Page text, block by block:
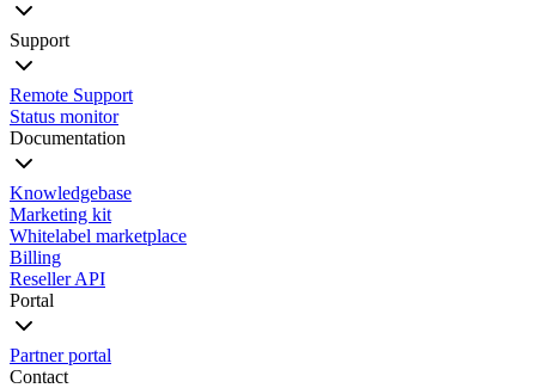
Support
Remote Support
Status monitor
Documentation
Knowledgebase
Marketing kit
Whitelabel marketplace
Billing
Reseller API
Portal
Partner portal
Contact